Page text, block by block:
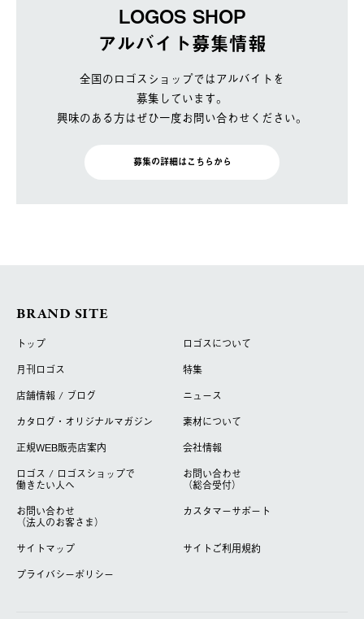
LOGOS SHOP
アルバイト募集情報
全国のロゴスショップではアルバイトを
募集しています。
興味のある方はぜひ一度お問い合わせください。
募集の詳細はこちらから
BRAND SITE
トップ
ロゴスについて
月刊ロゴス
特集
店舗情報 / ブログ
ニュース
カタログ・オリジナルマガジン
素材について
正規WEB販売店案内
会社情報
ロゴス / ロゴスショップで
働きたい人へ
お問い合わせ
（総合受付）
お問い合わせ
（法人のお客さま）
カスタマーサポート
サイトマップ
サイトご利用規約
プライバシーポリシー